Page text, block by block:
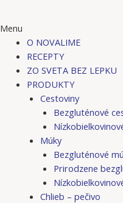
Menu
O NOVALIME
RECEPTY
ZO SVETA BEZ LEPKU
PRODUKTY
Cestoviny
Bezgluténové
Múky
Bezgluténové
Prirodzene
Chlieb – pečivo